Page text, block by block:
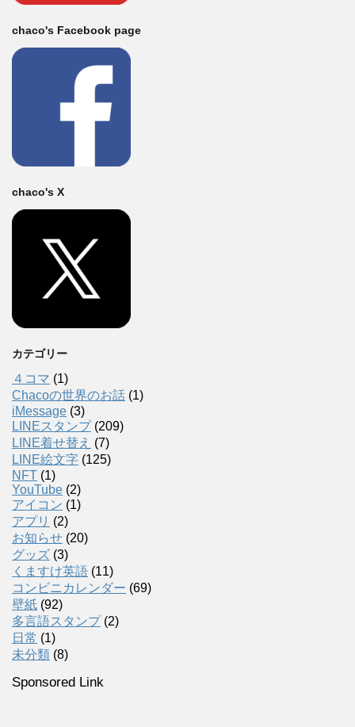
chaco's Facebook page
chaco's X
カテゴリー
４コマ (1)
Chacoの世界のお話 (1)
iMessage (3)
LINEスタンプ(209)
LINE着せ替え (7)
LINE絵文字 (125)
NFT (1)
YouTube (2)
アイコン (1)
アプリ (2)
お知らせ (20)
グッズ (3)
くますけ英語 (11)
コンビニカレンダー (69)
壁紙 (92)
多言語スタンプ(2)
日常 (1)
未分類 (8)
Sponsored Link